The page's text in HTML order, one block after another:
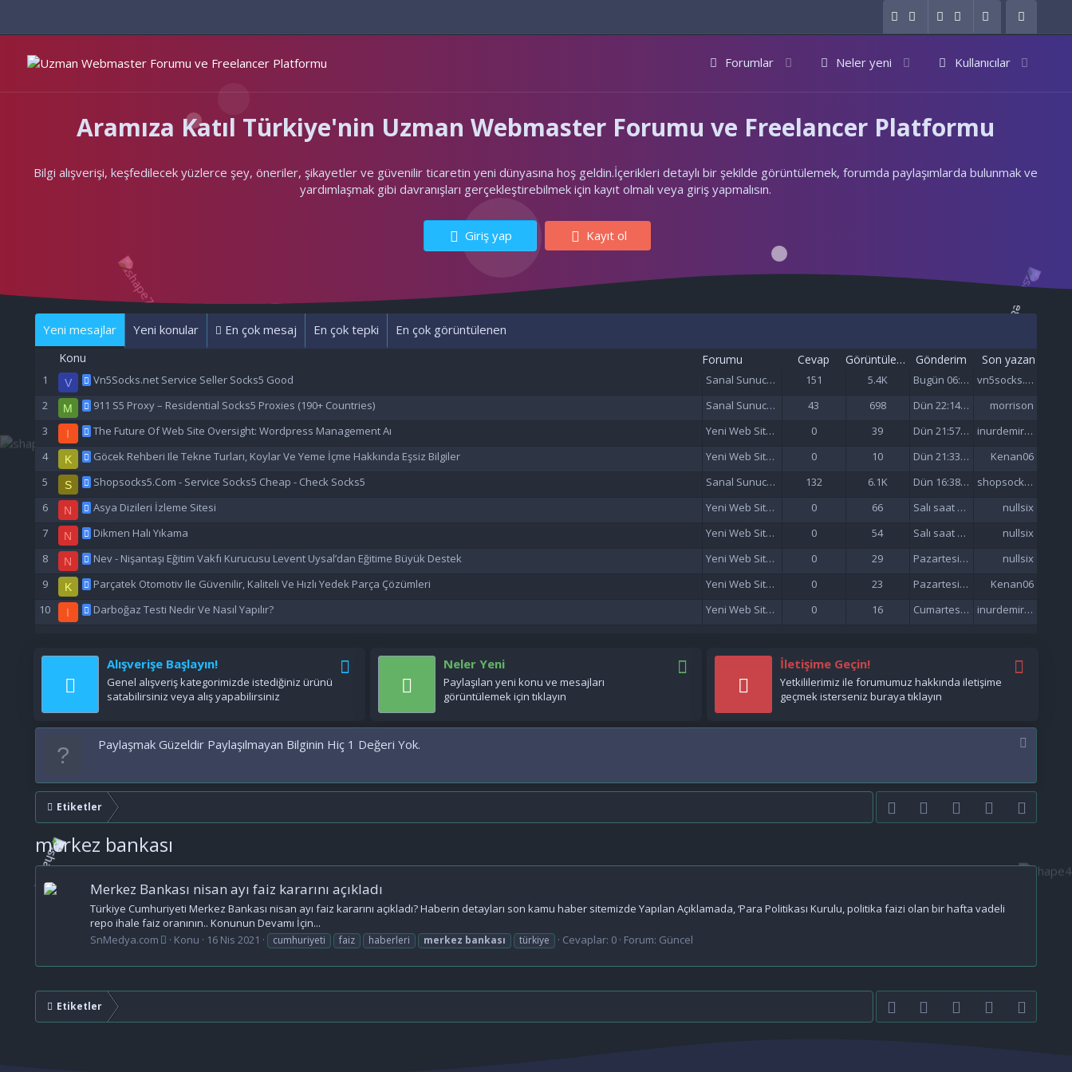
Forumlar Neler yeni Kullanıcılar
Aramıza Katıl Türkiye'nin Uzman Webmaster Forumu ve Freelancer Platformu
Bilgi alışverişi, keşfedilecek yüzlerce şey, öneriler, şikayetler ve güvenilir ticaretin yeni dünyasına hoş geldin.İçerikleri detaylı bir şekilde görüntülemek, forumda paylaşımlarda bulunmak ve
yardımlaşmak gibi davranışları gerçekleştirebilmek için kayıt olmalı veya giriş yapmalısın.
Giriş yap Kayıt ol
Yeni mesajlar Yeni konular En çok mesaj En çok tepki En çok görüntülenen
Konu Forumu Cevap Görüntüleme Gönderim Son yazan
V Vn5Socks.net Service Seller Socks5 Good Sanal Sunucu (VDS/VPS) 151 5.4K Bugün 06:57 vn5socks.net
M 911 S5 Proxy – Residential Socks5 Proxies (190+ Countries) Sanal Sunucu (VDS/VPS) 43 698 Dün 22:14 da morrison
I The Future Of Web Site Oversight: Wordpress Management Aı Yeni Web Siteleri - Site Tanıtımı 0 39 Dün 21:57 da inurdemirelseo
K Göcek Rehberi Ile Tekne Turları, Koylar Ve Yeme İçme Hakkında Eşsiz Bilgiler Yeni Web Siteleri - Site Tanıtımı 0 10 Dün 21:33 da Kenan06
S Shopsocks5.Com - Service Socks5 Cheap - Check Socks5 Sanal Sunucu (VDS/VPS) 132 6.1K Dün 16:38 da shopsocks5
N Asya Dizileri İzleme Sitesi Yeni Web Siteleri - Site Tanıtımı 0 66 Salı saat 15:47'de nullsix
N Dikmen Halı Yıkama Yeni Web Siteleri - Site Tanıtımı 0 54 Salı saat 02:13'de nullsix
N Nev - Nişantaşı Eğitim Vakfı Kurucusu Levent Uysal’dan Eğitime Büyük Destek Yeni Web Siteleri - Site Tanıtımı 0 29 Pazartesi saat 22:01'de nullsix
K Parçatek Otomotiv Ile Güvenilir, Kaliteli Ve Hızlı Yedek Parça Çözümleri Yeni Web Siteleri - Site Tanıtımı 0 23 Pazartesi saat 21:37'de Kenan06
I Darboğaz Testi Nedir Ve Nasıl Yapılır? Yeni Web Siteleri - Site Tanıtımı 0 16 Cumartesi saat 17:51'de inurdemirelseo
Alışverişe Başlayın!
Genel alışveriş kategorimizde istediğiniz ürünü
satabilirsiniz veya alış yapabilirsiniz
Neler Yeni
Paylaşılan yeni konu ve mesajları
görüntülemek için tıklayın
İletişime Geçin!
Yetkililerimiz ile forumumuz hakkında iletişime
geçmek isterseniz buraya tıklayın
Paylaşmak Güzeldir Paylaşılmayan Bilginin Hiç 1 Değeri Yok.
Etiketler FacebookTwitter youtubeBize ulaşın
merkez bankası
Merkez Bankası nisan ayı faiz kararını açıkladı
Türkiye Cumhuriyeti Merkez Bankası nisan ayı faiz kararını açıkladı? Haberin detayları son kamu haber sitemizde Yapılan Açıklamada, ‘Para Politikası Kurulu, politika faizi olan bir hafta vadeli
repo ihale faiz oranının.. Konunun Devamı İçin...
SnMedya.com
Konu 16 Nis 2021 cumhuriyeti faiz haberleri merkez bankası türkiye Cevaplar: 0 Forum: Güncel
Etiketler FacebookTwitter youtubeBize ulaşın